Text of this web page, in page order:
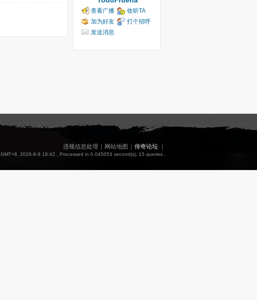
查看广播
收听TA
加为好友
打个招呼
发送消息
违规信息处理 网站地图 传奇论坛
GMT+8, 2026-8-9 18:42 , Processed in 0.045053 second(s), 15 queries .